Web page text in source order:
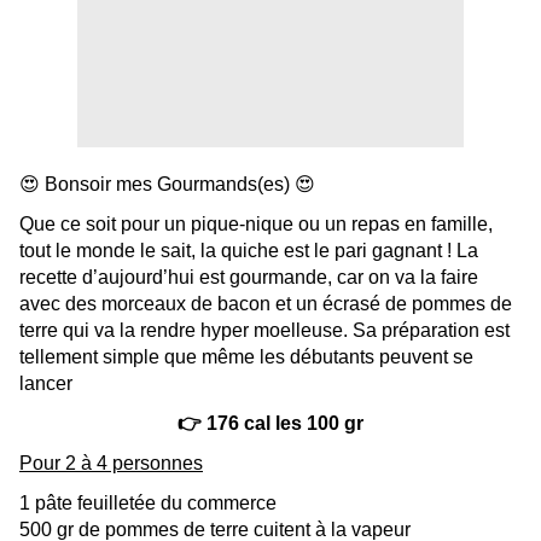
😍 Bonsoir mes Gourmands(es) 😍
Que ce soit pour un pique-nique ou un repas en famille,
tout le monde le sait, la quiche est le pari gagnant ! La
recette d’aujourd’hui est gourmande, car on va la faire
avec des morceaux de bacon et un écrasé de pommes de
terre qui va la rendre hyper moelleuse. Sa préparation est
tellement simple que même les débutants peuvent se
lancer
👉 176 cal les 100 gr
Pour 2 à 4 personnes
1 pâte feuilletée du commerce
500 gr de pommes de terre cuitent à la vapeur